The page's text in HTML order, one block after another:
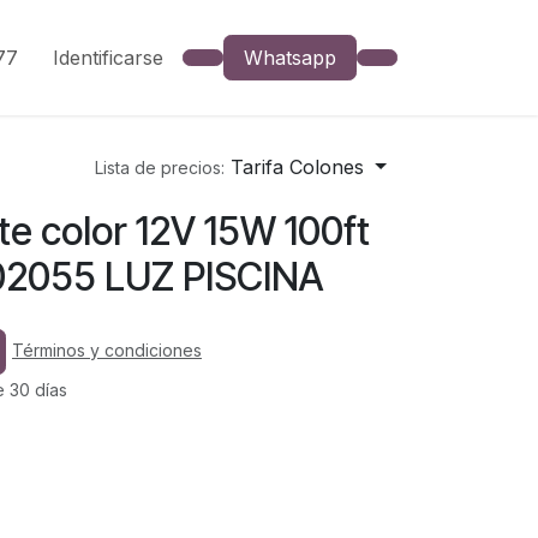
Identificarse Whatsapp
Lista de precios: Tarifa Colones
color 12V 15W 100ft
LUZ PISCINA
Términos y condiciones
30 días